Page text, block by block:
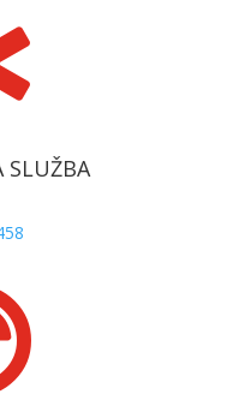
SLUŽBA